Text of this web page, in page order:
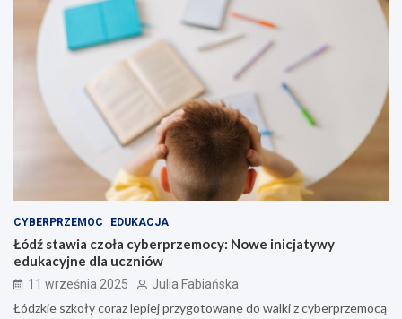
CYBERPRZEMOC EDUKACJA
Łódź stawia czoła cyberprzemocy: Nowe inicjatywy
edukacyjne dla uczniów
11 września 2025 Julia Fabiańska
Łódzkie szkoły coraz lepiej przygotowane do walki z cyberprzemocą